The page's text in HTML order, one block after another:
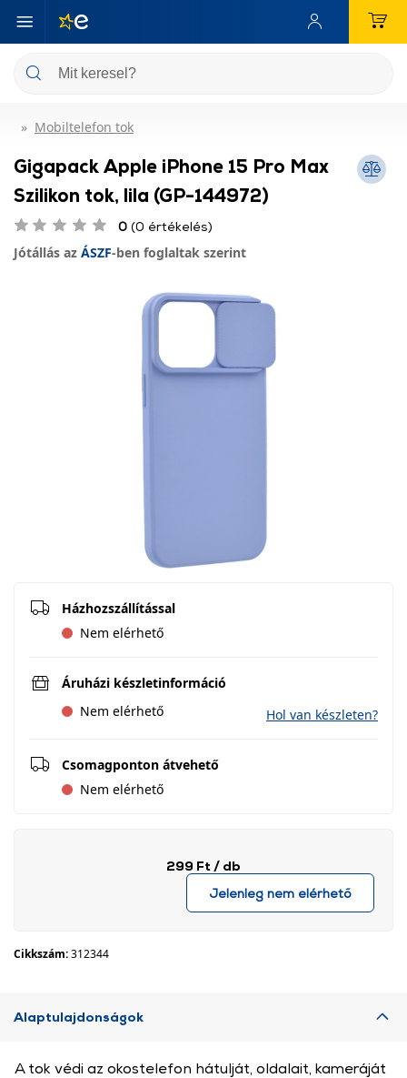
Mobiltelefon tok
Gigapack Apple iPhone 15 Pro Max
Szilikon tok, lila (GP-144972)
0 (0 értékelés)
Jótállás az ÁSZF-ben foglaltak szerint
Házhozszállítással
Nem elérhető
Áruházi készletinformáció
Nem elérhető
Hol van készleten?
Csomagponton átvehető
Nem elérhető
299 Ft / db
Jelenleg nem elérhető
Cikkszám:312344
Alaptulajdonságok
A tok védi az okostelefon hátulját, oldalait, kameráját